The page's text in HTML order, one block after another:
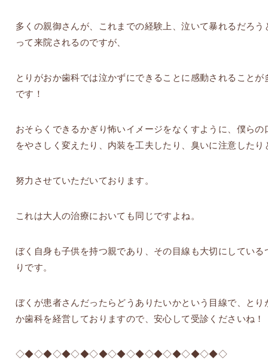
多くの親御さんが、これまでの経験上、泣いて暴れるだろう
って来院されるのですが、
とりがおか歯科では泣かずにできることに感動されることが
です！
おそらくできるかぎり怖いイメージをなくすように、僕らの
をやさしく変えたり、内装を工夫したり、臭いに注意したり
努力させていただいております。
これは大人の治療においても同じですよね。
ぼく自身も子供を持つ親であり、その目線も大切にしている
りです。
ぼくが患者さんだったらどうありたいかという目線で、とり
か歯科を経営しておりますので、安心して受診くださいね！
◇◆◇◆◇◆◇◆◇◆◇◆◇◆◇◆◇◆◇◆◇◆◇